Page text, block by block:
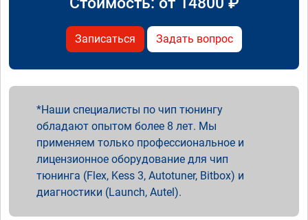
Записаться Задать вопрос
Наши специалисты по чип тюнингу
обладают опытом более 8 лет. Мы
применяем только профессиональное и
лицензионное оборудование для чип
тюнинга (Flex, Kess 3, Autotuner, Bitbox) и
диагностики (Launch, Autel).